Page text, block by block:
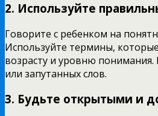
2. Используйте
Говорите с ребенком на
Используйте термины,
возрасту и уровню понимания.
или запутанных слов.
3. Будьте открытыми и